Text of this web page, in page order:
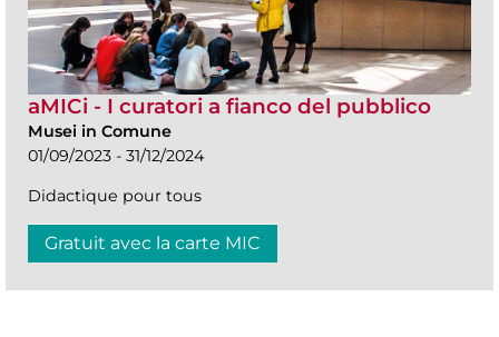
aMICi - I curatori a fianco del pubblico
Musei in Comune
01/09/2023 - 31/12/2024
Didactique pour tous
Gratuit avec la carte MIC